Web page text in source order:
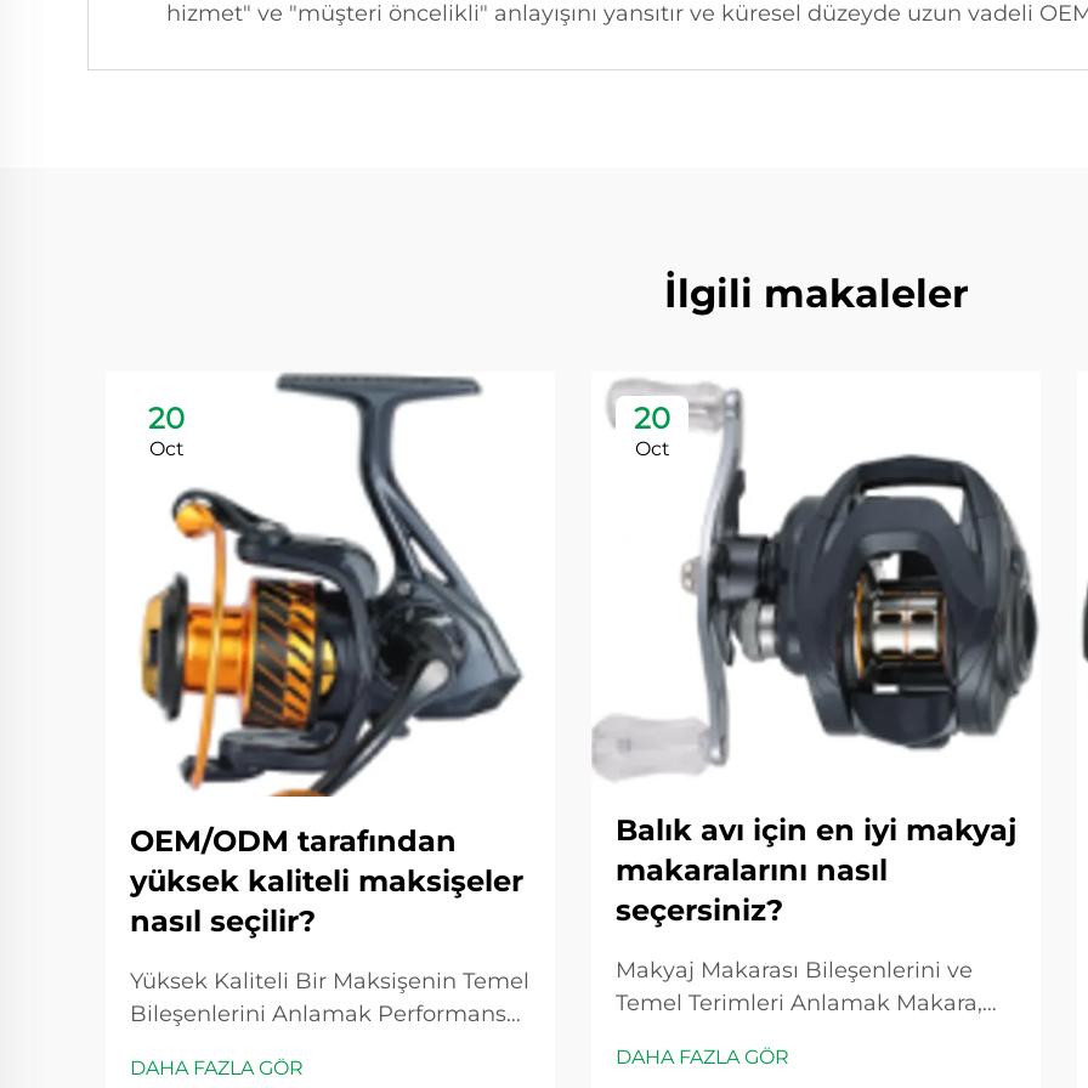
hizmet" ve "müşteri öncelikli" anlayışını yansıtır ve küresel düzeyde uzun vadeli
İlgili makaleler
20
Oct
OEM/ODM tarafından
yüksek kaliteli maksişeler
nasıl seçilir?
Yüksek Kaliteli Bir Maksişenin Temel
Bileşenlerini Anlamak Performans
Oranının Rolü Dişli oranları,
DAHA FAZLA GÖR
20
Oct
Balık avı için en iyi makyaj
makaralarını nasıl
seçersiniz?
Makyaj Makarası Bileşenlerini ve
Temel Terimleri Anlamak Makara,
Makarasının Temel Bileşenleri Tüm
DAHA FAZLA GÖR